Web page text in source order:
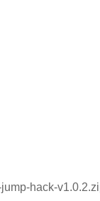
hack-v1.0.2